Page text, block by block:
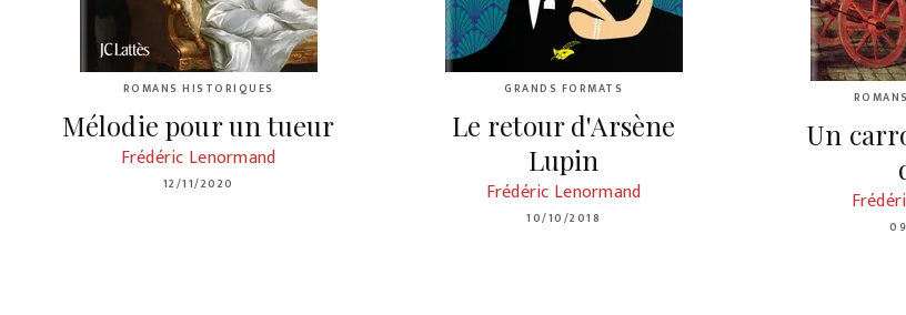
ROMANS HISTORIQUES
Mélodie pour un tueur
Frédéric Lenormand
12/11/2020
GRANDS FORMATS
Le retour d'Arsène
Lupin
Frédéric Lenormand
10/10/2018
Un